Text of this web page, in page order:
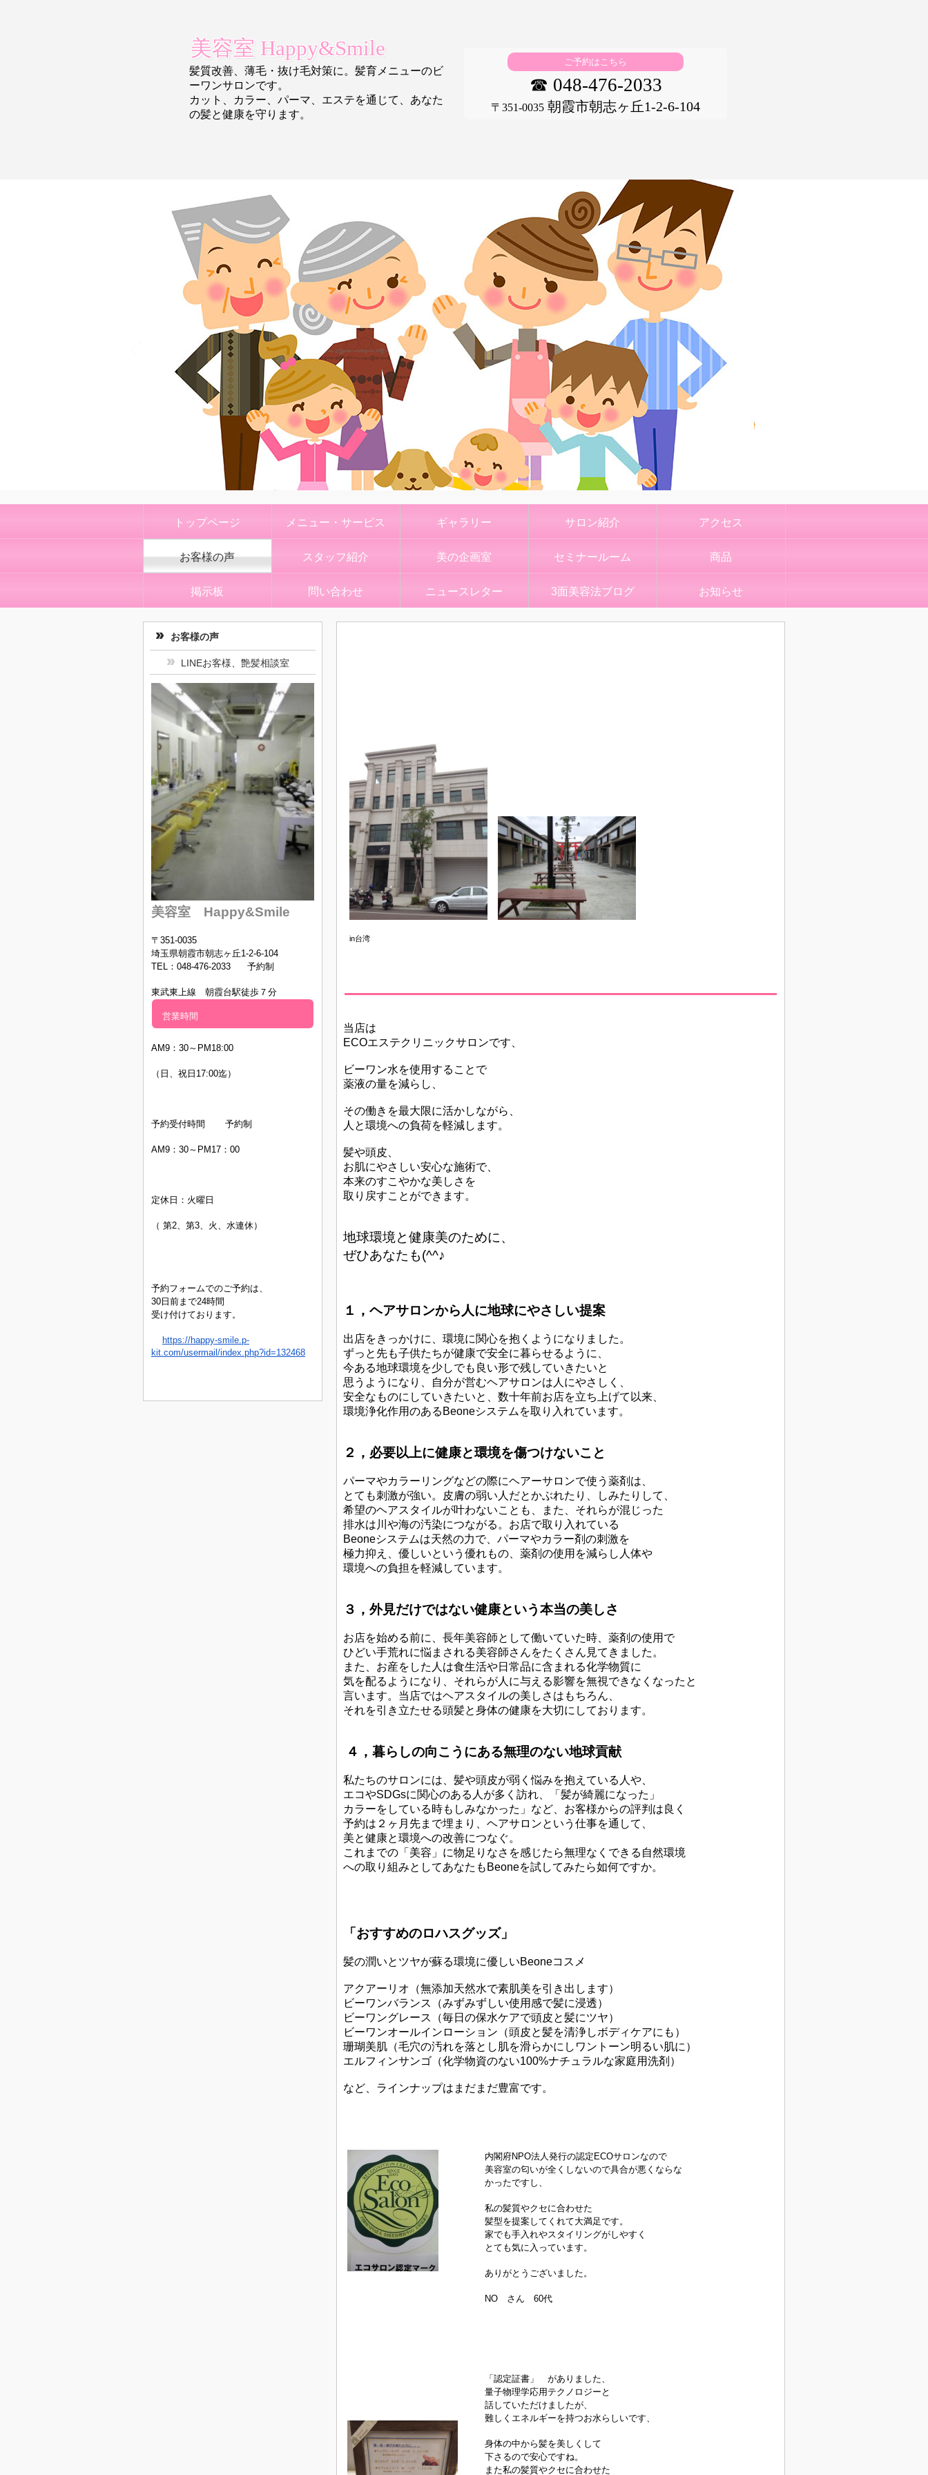
美容室 Happy&Smile
髪質改善、薄毛・抜け毛対策に。髪育メニューのビ
ーワンサロンです。
カット、カラー、パーマ、エステを通じて、あなた
の髪と健康を守ります。
ご予約はこちら
☎ 048-476-2033
〒351-0035 朝霞市朝志ヶ丘1-2-6-104
トップページ メニュー・サービス ギャラリー サロン紹介 アクセス
お客様の声 スタッフ紹介 美の企画室 セミナールーム 商品
掲示板 問い合わせ ニュースレター 3面美容法ブログ お知らせ
お客様の声
LINEお客様、艶髪相談室
美容室 Happy&Smile
〒351-0035
埼玉県朝霞市朝志ヶ丘1-2-6-104
TEL：048-476-2033 予約制
東武東上線 朝霞台駅徒歩７分
営業時間
AM9：30～PM18:00
（日、祝日17:00迄）
予約受付時間 予約制
AM9：30～PM17：00
定休日： 火曜日
（ 第2、第3、火、水連休）
予約フォームでのご予約は、
30日前まで24時間
受け付けております。
https://happy-smile.p-
kit.com/usermail/index.php?id=132468
in台湾
当店は
ECOエステクリニックサロンです、
ビーワン水を使用することで
薬液の量を減らし、
その働きを最大限に活かしながら、
人と環境への負荷を軽減します。
髪や頭皮、
お肌にやさしい安心な施術で、
本来のすこやかな美しさを
取り戻すことができます。
地球環境と健康美のために、
ぜひあなたも(^^♪
１，ヘアサロンから人に地球にやさしい提案
出店をきっかけに、環境に関心を抱くようになりました。
ずっと先も子供たちが健康で安全に暮らせるように、
今ある地球環境を少しでも良い形で残していきたいと
思うようになり、自分が営むヘアサロンは人にやさしく、
安全なものにしていきたいと、数十年前お店を立ち上げて以来、
環境浄化作用のあるBeoneシステムを取り入れています。
２，必要以上に健康と環境を傷つけないこと
パーマやカラーリングなどの際にヘアーサロンで使う薬剤は、
とても刺激が強い。皮膚の弱い人だとかぶれたり、しみたりして、
希望のヘアスタイルが叶わないことも、また、それらが混じった
排水は川や海の汚染につながる。お店で取り入れている
Beoneシステムは天然の力で、パーマやカラー剤の刺激を
極力抑え、優しいという優れもの、薬剤の使用を減らし人体や
環境への負担を軽減しています。
３，外見だけではない健康という本当の美しさ
お店を始める前に、長年美容師として働いていた時、薬剤の使用で
ひどい手荒れに悩まされる美容師さんをたくさん見てきました。
また、お産をした人は食生活や日常品に含まれる化学物質に
気を配るようになり、それらが人に与える影響を無視できなくなったと
言います。当店ではヘアスタイルの美しさはもちろん、
それを引き立たせる頭髪と身体の健康を大切にしております。
４，暮らしの向こうにある無理のない地球貢献
私たちのサロンには、髪や頭皮が弱く悩みを抱えている人や、
エコやSDGsに関心のある人が多く訪れ、「髪が綺麗になった」
カラーをしている時もしみなかった」など、お客様からの評判は良く
予約は２ヶ月先まで埋まり、ヘアサロンという仕事を通して、
美と健康と環境への改善につなぐ。
これまでの「美容」に物足りなさを感じたら無理なくできる自然環境
への取り組みとしてあなたもBeoneを試してみたら如何ですか。
「おすすめのロハスグッズ」
髪の潤いとツヤが蘇る環境に優しいBeoneコスメ
アクアーリオ（無添加天然水で素肌美を引き出します）
ビーワンバランス（みずみずしい使用感で髪に浸透）
ビーワングレース（毎日の保水ケアで頭皮と髪にツヤ）
ビーワンオールインローション（頭皮と髪を清浄しボディケアにも）
珊瑚美肌（毛穴の汚れを落とし肌を滑らかにしワントーン明るい肌に）
エルフィンサンゴ（化学物資のない100%ナチュラルな家庭用洗剤）
など、ラインナップはまだまだ豊富です。
内閣府NPO法人発行の認定ECOサロンなので
美容室の匂いが全くしないので具合が悪くならな
かったですし、
私の髪質やクセに合わせた
髪型を提案してくれて大満足です。
家でも手入れやスタイリングがしやすく
とても気に入っています。
ありがとうございました。
NO さん 60代
「認定証書」 がありました、
量子物理学応用テクノロジーと
話していただけましたが、
難しくエネルギーを持つお水らしいです、
身体の中から髪を美しくして
下さるので安心ですね。
また私の髪質やクセに合わせた